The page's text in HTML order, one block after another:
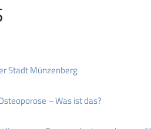
Stadt Münzenberg
– Was ist das?